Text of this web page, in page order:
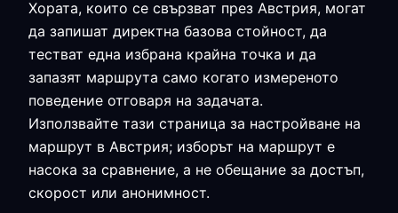
Хората, които се свързват през Австрия, могат
да запишат директна базова стойност, да
тестват една избрана крайна точка и да
запазят маршрута само когато измереното
поведение отговаря на задачата.
Използвайте тази страница за настройване на
маршрут в Австрия; изборът на маршрут е
насока за сравнение, а не обещание за достъп,
скорост или анонимност.